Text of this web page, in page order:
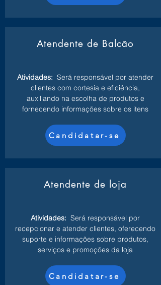
Atendente de Balcão
Atividades: Será responsável por atender
clientes com cortesia e eficiência,
auxiliando na escolha de produtos e
fornecendo informações sobre os itens
Candidatar-se
Atendente de loja
Atividades: Será responsável por
recepcionar e atender clientes, oferecendo
suporte e informações sobre produtos,
serviços e promoções da loja
Candidatar-se